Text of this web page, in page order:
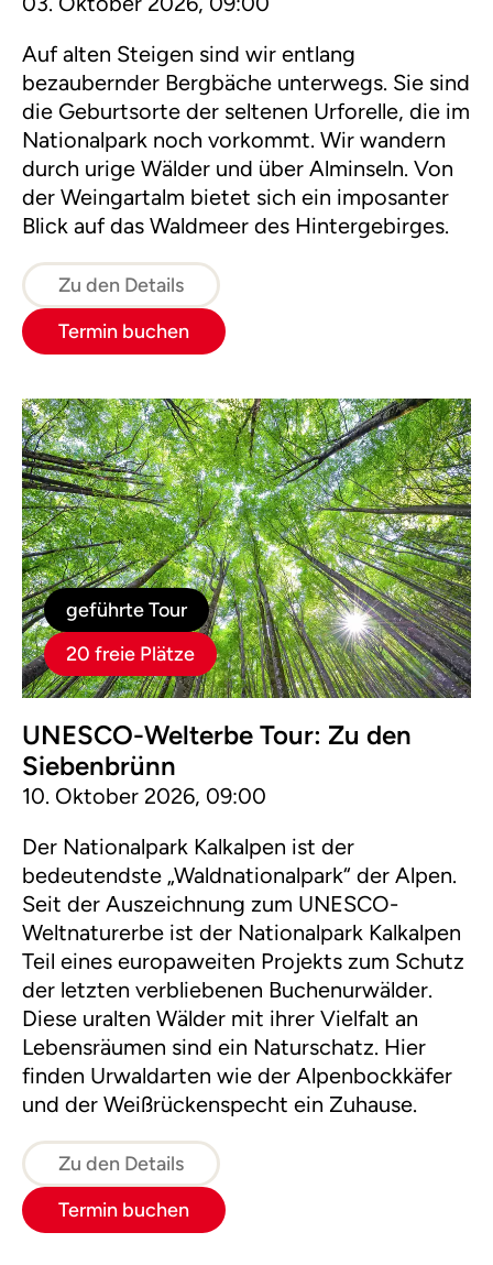
Auf alten Steigen sind wir entlang
bezaubernder Bergbäche unterwegs. Sie sind
die Geburtsorte der seltenen Urforelle, die im
Nationalpark noch vorkommt. Wir wandern
durch urige Wälder und über Alminseln. Von
der Weingartalm bietet sich ein imposanter
Blick auf das Waldmeer des Hintergebirges.
Zu den Details
Termin buchen
geführte Tour
20 freie Plätze
UNESCO-Welterbe Tour: Zu den
Siebenbrünn
10. Oktober 2026, 09:00
Der Nationalpark Kalkalpen ist der
bedeutendste „Waldnationalpark“ der Alpen.
Seit der Auszeichnung zum UNESCO-
Weltnaturerbe ist der Nationalpark Kalkalpen
Teil eines europaweiten Projekts zum Schutz
der letzten verbliebenen Buchenurwälder.
Diese uralten Wälder mit ihrer Vielfalt an
Lebensräumen sind ein Naturschatz. Hier
finden Urwaldarten wie der Alpenbockkäfer
und der Weißrückenspecht ein Zuhause.
Zu den Details
Termin buchen